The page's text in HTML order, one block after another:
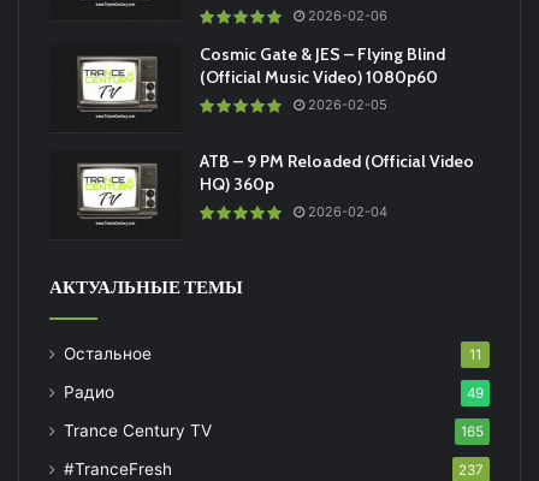
2026-02-06
Cosmic Gate & JES – Flying Blind
(Official Music Video) 1080p60
2026-02-05
ATB – 9 PM Reloaded (Official Video
HQ) 360p
2026-02-04
АКТУАЛЬНЫЕ ТЕМЫ
Остальное 11
Радио 49
Trance Century TV 165
#TranceFresh 237